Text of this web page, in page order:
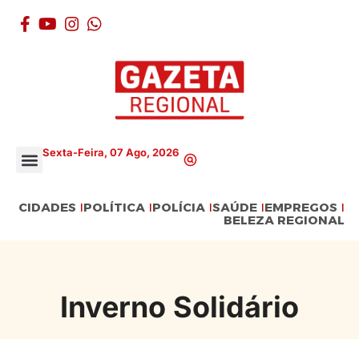
Sexta-Feira, 07 Ago, 2026
CIDADES POLÍTICA POLÍCIA SAÚDE EMPREGOS
BELEZA REGIONAL
Inverno Solidário